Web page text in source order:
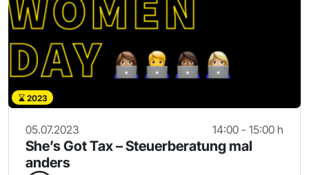
2023
05.07.2023 14:00 - 15:00 h
She’s Got Tax – Steuerberatung mal
anders